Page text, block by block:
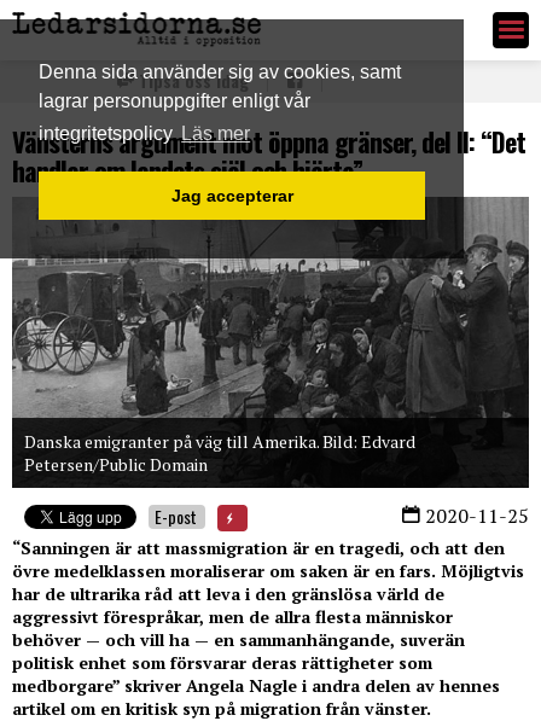
Denna sida använder sig av cookies, samt
lagrar personuppgifter enligt vår
integritetspolicy Läs mer
Jag accepterar
Ledarsidorna.se
Tipsa oss idag
Vänsterns argument mot öppna gränser, del II: “Det
handlar om landets själ och hjärta”
Danska emigranter på väg till Amerika. Bild: Edvard
Petersen/Public Domain
2020-11-25
E-post
“Sanningen är att massmigration är en tragedi, och att den
övre medelklassen moraliserar om saken är en fars. Möjligtvis
har de ultrarika råd att leva i den gränslösa värld de
aggressivt förespråkar, men de allra flesta människor
behöver — och vill ha — en sammanhängande, suverän
politisk enhet som försvarar deras rättigheter som
medborgare” skriver Angela Nagle i andra delen av hennes
artikel om en kritisk syn på migration från vänster.